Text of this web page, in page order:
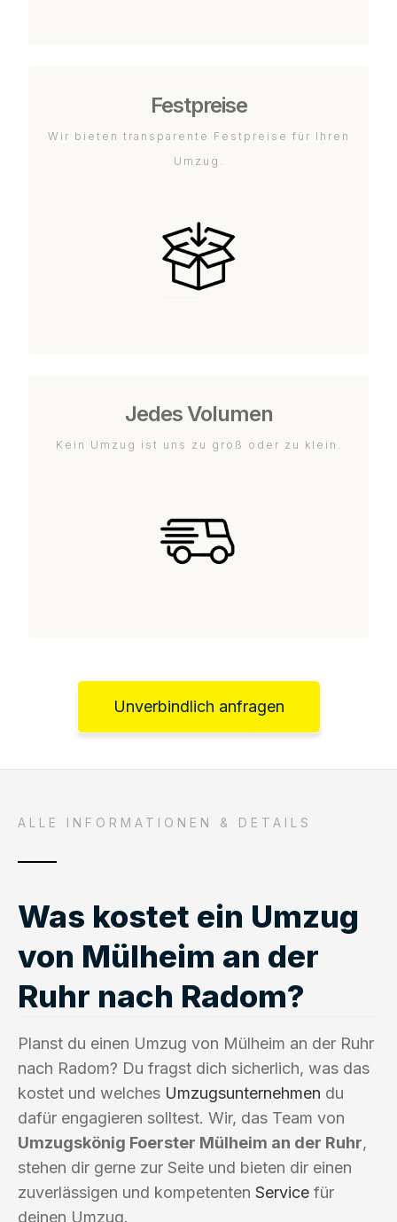
Festpreise
Wir bieten transparente Festpreise für Ihren
Umzug.
Jedes Volumen
Kein Umzug ist uns zu groß oder zu klein.
Unverbindlich anfragen
ALLE INFORMATIONEN & DETAILS
Was kostet ein Umzug
von Mülheim an der
Ruhr nach Radom?
Planst du einen Umzug von Mülheim an der Ruhr
nach Radom? Du fragst dich sicherlich, was das
kostet und welches Umzugsunternehmen du
dafür engagieren solltest. Wir, das Team von
Umzugskönig Foerster Mülheim an der Ruhr,
stehen dir gerne zur Seite und bieten dir einen
zuverlässigen und kompetenten Service für
deinen Umzug.